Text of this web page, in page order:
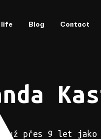
life Blog Contact
už přes 9 let